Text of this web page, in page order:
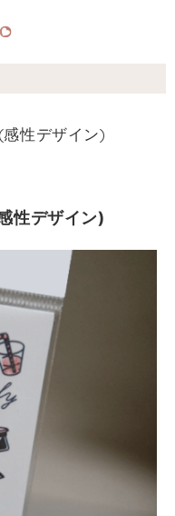
性デザイン)
性デザイン)